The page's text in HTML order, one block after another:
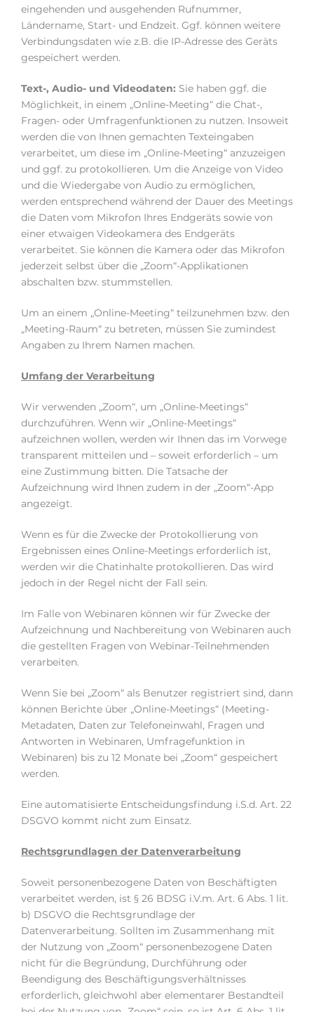
eingehenden und ausgehenden Rufnummer,
Ländername, Start- und Endzeit. Ggf. können weitere
Verbindungsdaten wie z.B. die IP-Adresse des Geräts
gespeichert werden.
Text-, Audio- und Videodaten: Sie haben ggf. die
Möglichkeit, in einem „Online-Meeting“ die Chat-,
Fragen- oder Umfragenfunktionen zu nutzen. Insoweit
werden die von Ihnen gemachten Texteingaben
verarbeitet, um diese im „Online-Meeting“ anzuzeigen
und ggf. zu protokollieren. Um die Anzeige von Video
und die Wiedergabe von Audio zu ermöglichen,
werden entsprechend während der Dauer des Meetings
die Daten vom Mikrofon Ihres Endgeräts sowie von
einer etwaigen Videokamera des Endgeräts
verarbeitet. Sie können die Kamera oder das Mikrofon
jederzeit selbst über die „Zoom“-Applikationen
abschalten bzw. stummstellen.
Um an einem „Online-Meeting“ teilzunehmen bzw. den
„Meeting-Raum“ zu betreten, müssen Sie zumindest
Angaben zu Ihrem Namen machen.
Umfang der Verarbeitung
Wir verwenden „Zoom“, um „Online-Meetings“
durchzuführen. Wenn wir „Online-Meetings“
aufzeichnen wollen, werden wir Ihnen das im Vorwege
transparent mitteilen und – soweit erforderlich – um
eine Zustimmung bitten. Die Tatsache der
Aufzeichnung wird Ihnen zudem in der „Zoom“-App
angezeigt.
Wenn es für die Zwecke der Protokollierung von
Ergebnissen eines Online-Meetings erforderlich ist,
werden wir die Chatinhalte protokollieren. Das wird
jedoch in der Regel nicht der Fall sein.
Im Falle von Webinaren können wir für Zwecke der
Aufzeichnung und Nachbereitung von Webinaren auch
die gestellten Fragen von Webinar-Teilnehmenden
verarbeiten.
Wenn Sie bei „Zoom“ als Benutzer registriert sind, dann
können Berichte über „Online-Meetings“ (Meeting-
Metadaten, Daten zur Telefoneinwahl, Fragen und
Antworten in Webinaren, Umfragefunktion in
Webinaren) bis zu 12 Monate bei „Zoom“ gespeichert
werden.
Eine automatisierte Entscheidungsfindung i.S.d. Art. 22
DSGVO kommt nicht zum Einsatz.
Rechtsgrundlagen der Datenverarbeitung
Soweit personenbezogene Daten von Beschäftigten
verarbeitet werden, ist § 26 BDSG i.V.m. Art. 6 Abs. 1 lit.
b) DSGVO die Rechtsgrundlage der
Datenverarbeitung. Sollten im Zusammenhang mit
der Nutzung von „Zoom“ personenbezogene Daten
nicht für die Begründung, Durchführung oder
Beendigung des Beschäftigungsverhältnisses
erforderlich, gleichwohl aber elementarer Bestandteil